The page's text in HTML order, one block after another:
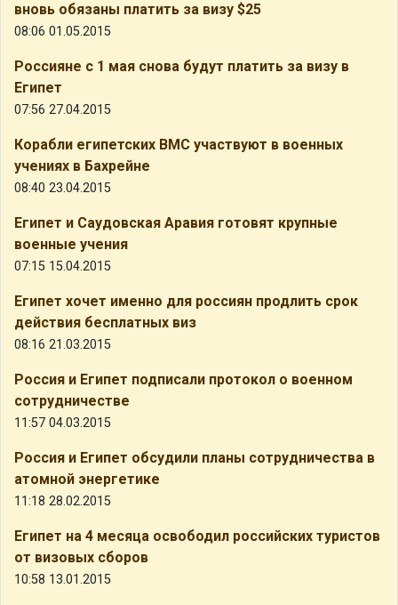
вновь обязаны платить за визу $25
08:06 01.05.2015
Россияне с 1 мая снова будут платить за визу в
Египет
07:56 27.04.2015
Корабли египетских ВМС участвуют в военных
учениях в Бахрейне
08:40 23.04.2015
Египет и Саудовская Аравия готовят крупные
военные учения
07:15 15.04.2015
Египет хочет именно для россиян продлить срок
действия бесплатных виз
08:16 21.03.2015
Россия и Египет подписали протокол о военном
сотрудничестве
11:57 04.03.2015
Россия и Египет обсудили планы сотрудничества в
атомной энергетике
11:18 28.02.2015
Египет на 4 месяца освободил российских туристов
от визовых сборов
10:58 13.01.2015